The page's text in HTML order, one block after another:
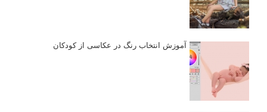
آموزش انتخاب رنگ در عکاسی از کودکان